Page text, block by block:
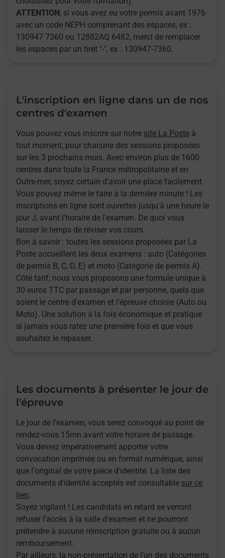
ATTENTION , si vous avez eu votre permis avant 1976
avec un code NEPH comprenant des espaces, ex :
130947 7360 ou 12882AQ 6482, merci de remplacer
les espaces par un tiret "-", ex : 130947-7360.
L'inscription en ligne dans un de nos
centres d'examen
Vous pouvez vous inscrire sur notre site La Poste à
tout moment, pour chacune des sessions proposées
sur les 3 prochains mois. Avec environ plus de 1600
centres dans toute la France métropolitaine et en
Outre-mer, soyez certain d'avoir une place facilement.
Vous pouvez même le faire à la dernière minute ! Les
inscriptions en ligne sont ouvertes jusqu'à une heure le
jour J, avant l'horaire de l'examen. De quoi vous
laisser le temps de réviser vos cours.
Bon à savoir : toutes les sessions proposées par La
Poste accueillent les deux examens : auto (Catégories
de permis B, C, D, E) et moto (Catégorie de permis A).
Côté tarif, nous vous proposons une formule unique à
30 euros TTC par passage et par personne, quels que
soient le centre d'examen et l'épreuve choisie (Auto ou
Moto). Une solution à la fois économique et pratique
si jamais vous ratez une première fois et que vous
souhaitez le repasser.
Les documents à présenter le jour de
l'épreuve
Le jour de l'examen, vous serez convoqué au point de
rendez-vous 15mn avant votre horaire de passage.
Vous devrez impérativement apporter votre
convocation imprimée ou en format numérique, ainsi
que l'original de votre pièce d'identité. La liste des
documents d'identité acceptés est consultable sur ce
lien.
Soyez vigilant ! Les candidats en retard se verront
refuser l'accès à la salle d'examen et ne pourront
prétendre à aucune réinscription gratuite ou à aucun
remboursement.
Par ailleurs, la non-présentation de l'un des documents